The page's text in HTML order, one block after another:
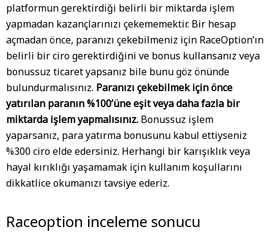
platformun gerektirdiği belirli bir miktarda işlem
yapmadan kazançlarınızı çekememektir. Bir hesap
açmadan önce, paranızı çekebilmeniz için RaceOption’ın
belirli bir ciro gerektirdiğini ve bonus kullansanız veya
bonussuz ticaret yapsanız bile bunu göz önünde
bulundurmalısınız. Paranızı çekebilmek için önce
yatırılan paranın %100’üne eşit veya daha fazla bir
miktarda işlem yapmalısınız. Bonussuz işlem
yaparsanız, para yatırma bonusunu kabul ettiyseniz
%300 ciro elde edersiniz. Herhangi bir karışıklık veya
hayal kırıklığı yaşamamak için kullanım koşullarını
dikkatlice okumanızı tavsiye ederiz.
Raceoption inceleme sonucu